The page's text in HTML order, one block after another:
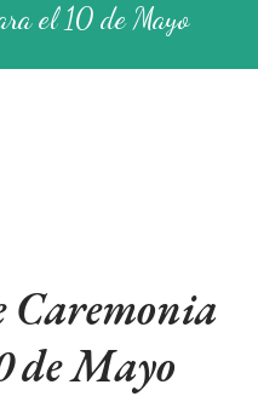
el 10 de Mayo
Caremonia
de Mayo